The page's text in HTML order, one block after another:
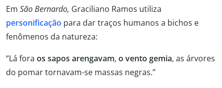
Em São Bernardo, Graciliano Ramos utiliza
personificação para dar traços humanos a bichos e
fenômenos da natureza:
“Lá fora os sapos arengavam, o vento gemia, as árvores
do pomar tornavam-se massas negras.”